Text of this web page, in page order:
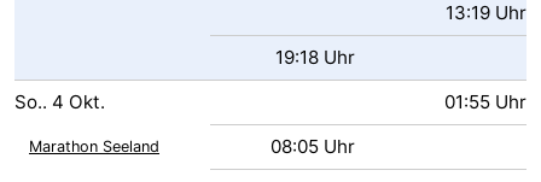
13:19 Uhr
19:18 Uhr
So.. 4 Okt. 01:55 Uhr
Marathon Seeland
08:05 Uhr